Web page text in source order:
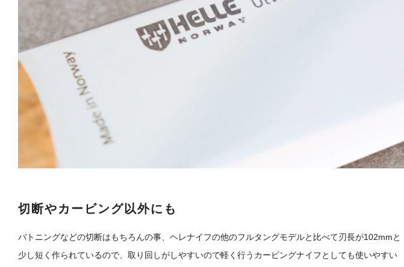
切断やカービング以外にも
バトニングなどの切断はもちろんの事、ヘレナイフの他のフルタングモデルと比べて刃長が102mmと
少し短く作られているので、取り回しがしやすいので軽く行うカービングナイフとしても使いやすい